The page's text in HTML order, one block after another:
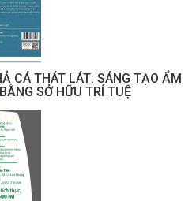
CÁ THÁT LÁT: SÁNG TẠO ẨM
SỞ HỮU TRÍ TUỆ